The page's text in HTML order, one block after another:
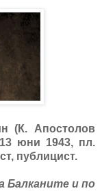
(К. Апостолов
юни 1943, пл.
публицист.
Балканите и по